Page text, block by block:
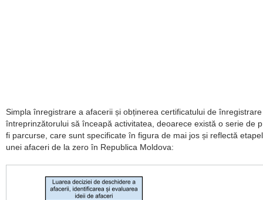
Simpla înregistrare a afacerii și obținerea certificatului de
întreprinzătorului să înceapă activitatea, deoarece există o serie de
fi parcurse, care sunt specificate în figura de mai jos și reflectă
unei afaceri de la zero în Republica Moldova: